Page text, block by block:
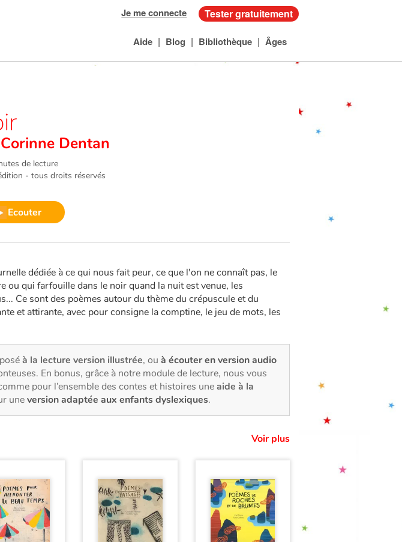
Je me connecte Tester gratuitement
Aide | Blog | Bibliothèque | Âges
Corinne Dentan
de lecture
- tous droits réservés
Ecouter
dédiée à ce qui nous fait peur, ce que l'on ne connaît pas, le
ou qui farfouille dans le noir quand la nuit est venue, les
Ce sont des poèmes autour du thème du crépuscule et du
et attirante, avec pour consigne la comptine, le jeu de mots, les
à la lecture version illustrée, ou à écouter en version audio
En bonus, grâce à notre module de lecture, nous vous
pour l’ensemble des contes et histoires uneaide à la
uneversion adaptée aux enfants dyslexiques.
Voir plus